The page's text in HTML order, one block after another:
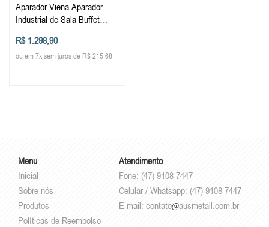
Aparador Viena Aparador
Industrial de Sala Buffet
Hall de Entrada Tampo de
Porcelanato ou Madeira
R$ 1.298,90
ou em 7x sem juros de R$ 215,68
Menu
Inicial
Sobre nós
Produtos
Políticas de Reembolso
Atendimento
Fone: (47) 9108-7447
Celular / Whatsapp: (47) 9108-7447
E-mail: contato ausmetall.com.br